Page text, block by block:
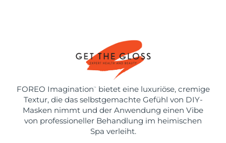
FOREO Imagination ™
bietet eine luxuriöse, cremige
Textur, die das selbstgemachte Gefühl von DIY-
Masken nimmt und der Anwendung einen Vibe
von professioneller Behandlung im heimischen
Spa verleiht.